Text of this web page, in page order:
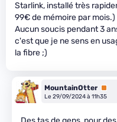
Starlink, installé très
99€ de mémoire par mois.)
Aucun soucis pendant 3
c'est que je ne sens en
la fibre ;)
MountainOtter
Le 29/09/2024 à 11h35